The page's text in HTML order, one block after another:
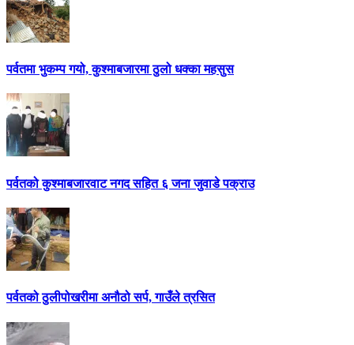
पर्वतमा भुकम्प गयो, कुश्माबजारमा ठुलो धक्का महसुस
पर्वतको कुश्माबजारवाट नगद सहित ६ जना जुवाडे पक्राउ
पर्वतको ठुलीपोखरीमा अनौठो सर्प, गाउँले त्रसित